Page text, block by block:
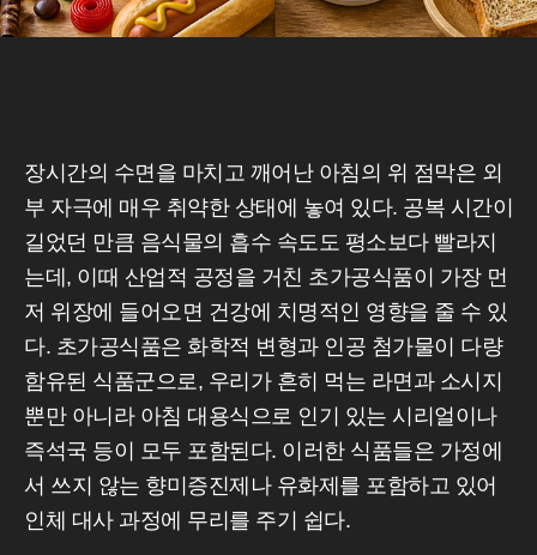
장시간의 수면을 마치고 깨어난 아침의 위 점막은 외
부 자극에 매우 취약한 상태에 놓여 있다. 공복 시간이
길었던 만큼 음식물의 흡수 속도도 평소보다 빨라지
는데, 이때 산업적 공정을 거친 초가공식품이 가장 먼
저 위장에 들어오면 건강에 치명적인 영향을 줄 수 있
다. 초가공식품은 화학적 변형과 인공 첨가물이 다량
함유된 식품군으로, 우리가 흔히 먹는 라면과 소시지
뿐만 아니라 아침 대용식으로 인기 있는 시리얼이나
즉석국 등이 모두 포함된다. 이러한 식품들은 가정에
서 쓰지 않는 향미증진제나 유화제를 포함하고 있어
인체 대사 과정에 무리를 주기 쉽다.